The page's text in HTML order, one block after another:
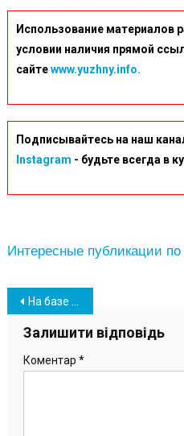
Использование материалов
условии наличия прямой
сайтеwww.yuzhny.info.
Подписывайтесь на наш
Instagram - будьте всегда в
Интересные публикации
Навігація
записів
На базе отдыха “Лагуна” вблизи Южного состоялись крещенские купания (фото)
Залишити відповідь
Коментар *